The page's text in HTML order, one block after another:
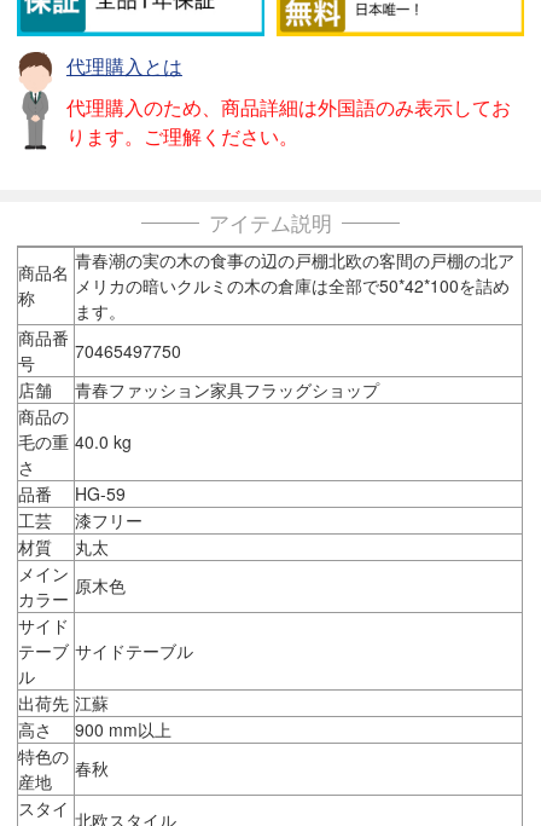
代理購入とは
代理購入のため、商品詳細は外国語のみ表示してお
ります。ご理解ください。
アイテム説明
商品名
称
青春潮の実の木の食事の辺の戸棚北欧の客間の戸棚の北ア
メリカの暗いクルミの木の倉庫は全部で50*42*100を詰め
ます。
商品番
号
70465497750
店舗
青春ファッション家具フラッグショップ
商品の
毛の重
さ
40.0 kg
品番
HG-59
工芸
漆フリー
材質
丸太
メイン
カラー
原木色
サイド
テーブ
ル
サイドテーブル
出荷先 江蘇
高さ
900 mm以上
特色の
産地
春秋
スタイ 北欧スタイル